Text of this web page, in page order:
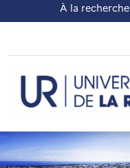
À la recherche